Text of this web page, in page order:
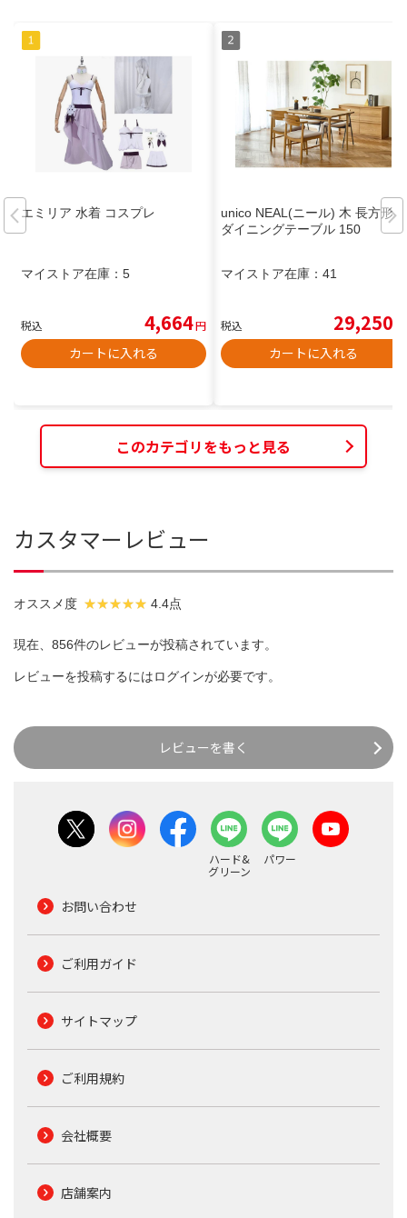
エミリア 水着 コスプレ
マイストア在庫： 5
税込 4,664円
カートに入れる
unico NEAL(ニール) 木 長方形
ダイニングテーブル 150
マイストア在庫： 41
税込 29,250
カートに入れる
このカテゴリをもっと見る
カスタマーレビュー
オススメ度 4.4点
現在、856件のレビューが投稿されています。
レビューを投稿するにはログインが必要です。
レビューを書く
ハード&
グリーン
パワー
お問い合わせ
ご利用ガイド
サイトマップ
ご利用規約
会社概要
店舗案内